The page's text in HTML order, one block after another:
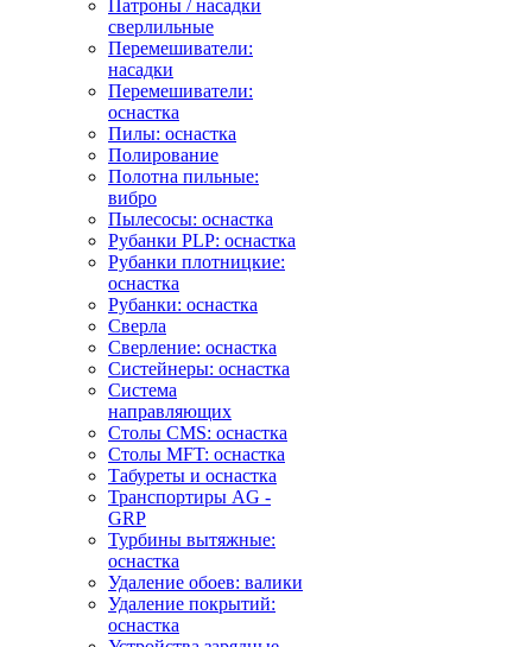
Патроны / насадки
сверлильные
Перемешиватели:
насадки
Перемешиватели:
оснастка
Пилы: оснастка
Полирование
Полотна пильные:
вибро
Пылесосы: оснастка
Рубанки PLP: оснастка
Рубанки плотницкие:
оснастка
Рубанки: оснастка
Сверла
Сверление: оснастка
Систейнеры: оснастка
Система
направляющих
Столы CMS: оснастка
Столы MFT: оснастка
Табуреты и оснастка
Транспортиры AG -
GRP
Турбины вытяжные:
оснастка
Удаление обоев: валики
Удаление покрытий:
оснастка